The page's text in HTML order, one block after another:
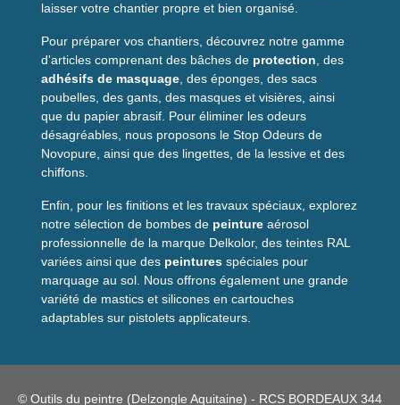
peinture façadepénètre les reliefs et maintient une quantité
composition enpolyamideallie résistance et souplesse, pour
un contact optimal sur crépis et murs irréguliers.
Entretien et durabilité
Nettoyez le manchon immédiatement après usage selon le
type de peinture : eau chaude savonneuse pour les peintures
en phase aqueuse, solvant adapté pour les peintures
préserve la capacité de charge.
Applications et
compatibilités
Utilisez ce manchon avec des peintures d'extérieur :
façade, peinture pour crépi, lasures adaptées et certains
surfaces lisses, préférez un manchon à poils courts.
laisser votre chantier propre et bien organisé.
Pour préparer vos chantiers, découvrez notre gamme
d'articles comprenant des bâches de protection , des
adhésifs de masquage , des éponges, des sacs
poubelles, des gants, des masques et visières, ainsi
que du papier abrasif. Pour éliminer les odeurs
désagréables, nous proposons le Stop Odeurs de
Novopure, ainsi que des lingettes, de la lessive et des
chiffons.
Enfin, pour les finitions et les travaux spéciaux, explorez
notre sélection de bombes de peinture aérosol
professionnelle de la marque Delkolor, des teintes RAL
variées ainsi que des peintures spéciales pour
marquage au sol. Nous offrons également une grande
variété de mastics et silicones en cartouches
adaptables sur pistolets applicateurs.
© Outils du peintre (Delzongle Aquitaine) - RCS BORDEAUX 344